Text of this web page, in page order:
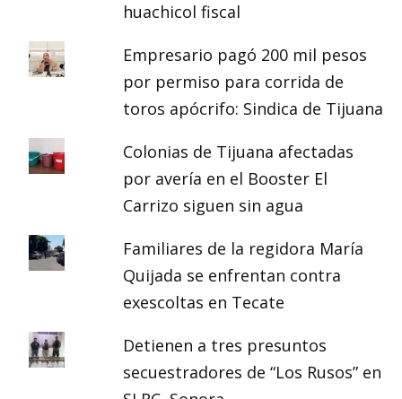
huachicol fiscal
Empresario pagó 200 mil pesos
por permiso para corrida de
toros apócrifo: Sindica de Tijuana
Colonias de Tijuana afectadas
por avería en el Booster El
Carrizo siguen sin agua
Familiares de la regidora María
Quijada se enfrentan contra
exescoltas en Tecate
Detienen a tres presuntos
secuestradores de “Los Rusos” en